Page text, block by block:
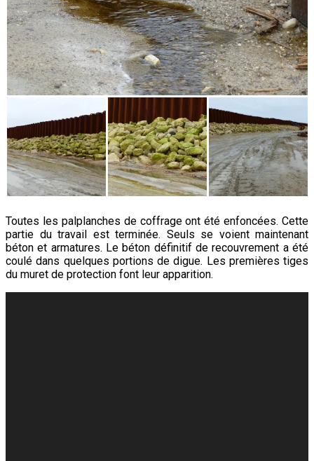
Toutes les palplanches de coffrage ont été enfoncées. Cette
partie du travail est terminée. Seuls se voient maintenant
béton et armatures. Le béton définitif de recouvrement a été
coulé dans quelques portions de digue. Les premières tiges
du muret de protection font leur apparition.